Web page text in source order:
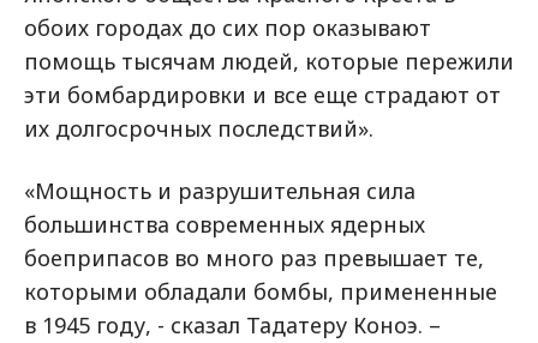
обоих городах до сих пор оказывают
помощь тысячам людей, которые пережили
эти бомбардировки и все еще страдают от
их долгосрочных последствий».
«Мощность и разрушительная сила
большинства современных ядерных
боеприпасов во много раз превышает те,
которыми обладали бомбы, примененные
в 1945 году, - сказал Тадатеру Коноэ. –